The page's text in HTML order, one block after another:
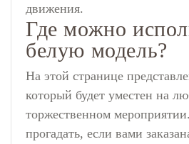
движения.
Где можно
белую модель?
На этой странице
который будет уместен на
торжественном
прогадать, если вами